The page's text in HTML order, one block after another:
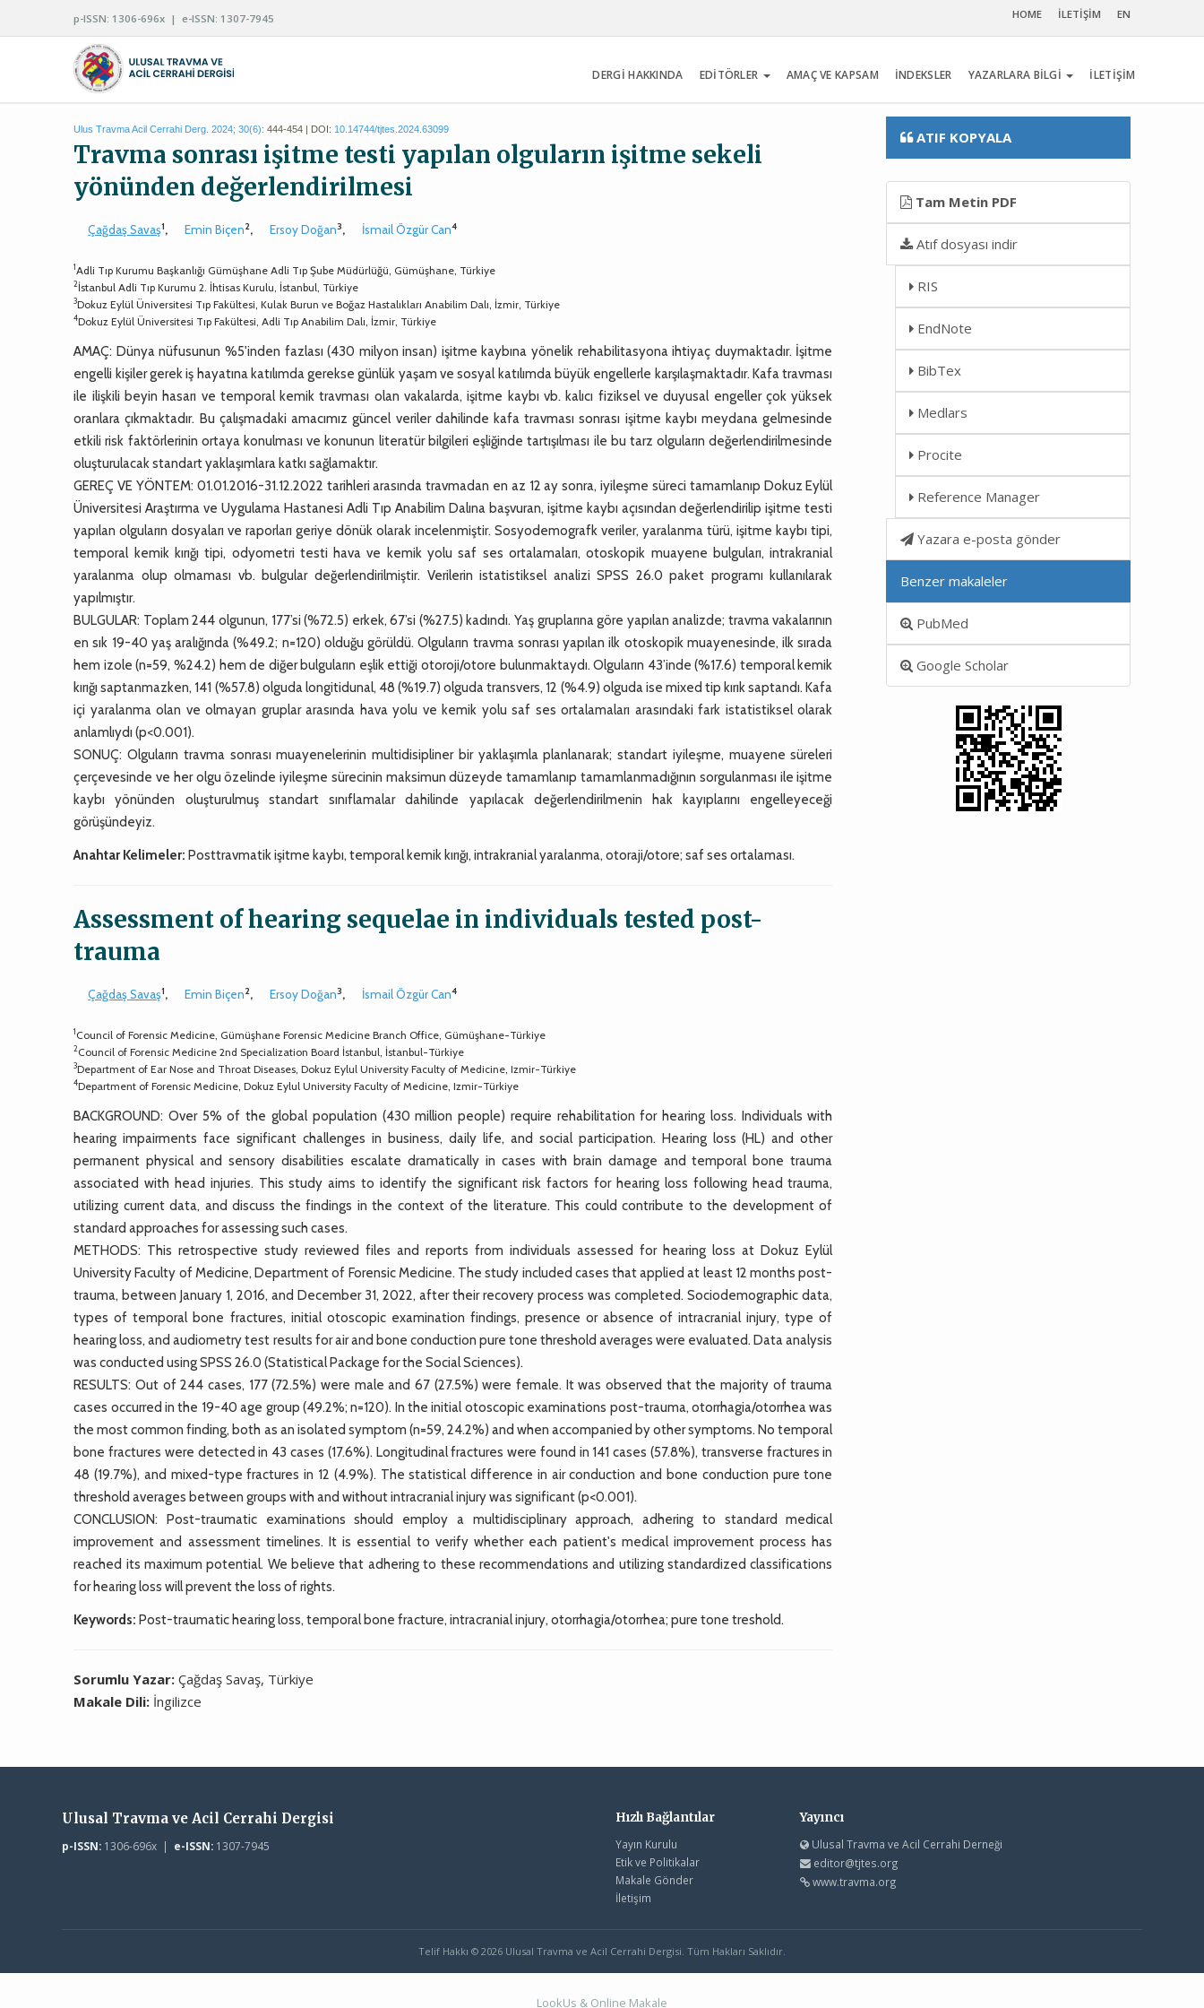
p-ISSN: 1306-696x | e-ISSN: 1307-7945 HOME İLETİŞİM EN
DERGİ HAKKINDA EDİTÖRLER AMAÇ VE KAPSAM İNDEKSLER YAZARLARA BİLGİ İLETİŞİM
Ulus Travma Acil Cerrahi Derg. 2024; 30(6): 444-454 | DOI: 10.14744/tjtes.2024.63099
Travma sonrası işitme testi yapılan olguların işitme sekeli
yönünden değerlendirilmesi
Çağdaş Savaş1, Emin Biçen2, Ersoy Doğan3, İsmail Özgür Can4
1Adli Tıp Kurumu Başkanlığı Gümüşhane Adli Tıp Şube Müdürlüğü, Gümüşhane, Türkiye
2İstanbul Adli Tıp Kurumu 2. İhtisas Kurulu, İstanbul, Türkiye
3Dokuz Eylül Üniversitesi Tıp Fakültesi, Kulak Burun ve Boğaz Hastalıkları Anabilim Dalı, İzmir, Türkiye
4Dokuz Eylül Üniversitesi Tıp Fakültesi, Adli Tıp Anabilim Dalı, İzmir, Türkiye
AMAÇ: Dünya nüfusunun %5'inden fazlası (430 milyon insan) işitme kaybına yönelik rehabilitasyona ihtiyaç duymaktadır. İşitme
engelli kişiler gerek iş hayatına katılımda gerekse günlük yaşam ve sosyal katılımda büyük engellerle karşılaşmaktadır. Kafa travması
ile ilişkili beyin hasarı ve temporal kemik travması olan vakalarda, işitme kaybı vb. kalıcı fiziksel ve duyusal engeller çok yüksek
oranlara çıkmaktadır. Bu çalışmadaki amacımız güncel veriler dahilinde kafa travması sonrası işitme kaybı meydana gelmesinde
etkili risk faktörlerinin ortaya konulması ve konunun literatür bilgileri eşliğinde tartışılması ile bu tarz olguların değerlendirilmesinde
oluşturulacak standart yaklaşımlara katkı sağlamaktır.
GEREÇ VE YÖNTEM: 01.01.2016-31.12.2022 tarihleri arasında travmadan en az 12 ay sonra, iyileşme süreci tamamlanıp Dokuz Eylül
Üniversitesi Araştırma ve Uygulama Hastanesi Adli Tıp Anabilim Dalına başvuran, işitme kaybı açısından değerlendirilip işitme testi
yapılan olguların dosyaları ve raporları geriye dönük olarak incelenmiştir. Sosyodemografk veriler, yaralanma türü, işitme kaybı tipi,
temporal kemik kırığı tipi, odyometri testi hava ve kemik yolu saf ses ortalamaları, otoskopik muayene bulguları, intrakranial
yaralanma olup olmaması vb. bulgular değerlendirilmiştir. Verilerin istatistiksel analizi SPSS 26.0 paket programı kullanılarak
yapılmıştır.
BULGULAR: Toplam 244 olgunun, 177’si (%72.5) erkek, 67’si (%27.5) kadındı. Yaş gruplarına göre yapılan analizde; travma vakalarının
en sık 19-40 yaş aralığında (%49.2; n=120) olduğu görüldü. Olguların travma sonrası yapılan ilk otoskopik muayenesinde, ilk sırada
hem izole (n=59, %24.2) hem de diğer bulguların eşlik ettiği otoroji/otore bulunmaktaydı. Olguların 43’inde (%17.6) temporal kemik
kırığı saptanmazken, 141 (%57.8) olguda longitidunal, 48 (%19.7) olguda transvers, 12 (%4.9) olguda ise mixed tip kırık saptandı. Kafa
içi yaralanma olan ve olmayan gruplar arasında hava yolu ve kemik yolu saf ses ortalamaları arasındaki fark istatistiksel olarak
anlamlıydı (p<0.001).
SONUÇ: Olguların travma sonrası muayenelerinin multidisipliner bir yaklaşımla planlanarak; standart iyileşme, muayene süreleri
çerçevesinde ve her olgu özelinde iyileşme sürecinin maksimun düzeyde tamamlanıp tamamlanmadığının sorgulanması ile işitme
kaybı yönünden oluşturulmuş standart sınıflamalar dahilinde yapılacak değerlendirilmenin hak kayıplarını engelleyeceği
görüşündeyiz.
Anahtar Kelimeler: Posttravmatik işitme kaybı, temporal kemik kırığı, intrakranial yaralanma, otoraji/otore; saf ses ortalaması.
Assessment of hearing sequelae in individuals tested post-
trauma
Çağdaş Savaş1, Emin Biçen2, Ersoy Doğan3, İsmail Özgür Can4
1Council of Forensic Medicine, Gümüşhane Forensic Medicine Branch Office, Gümüşhane-Türkiye
2Council of Forensic Medicine 2nd Specialization Board İstanbul, İstanbul-Türkiye
3Department of Ear Nose and Throat Diseases, Dokuz Eylul University Faculty of Medicine, Izmir-Türkiye
4Department of Forensic Medicine, Dokuz Eylul University Faculty of Medicine, Izmir-Türkiye
BACKGROUND: Over 5% of the global population (430 million people) require rehabilitation for hearing loss. Individuals with
hearing impairments face significant challenges in business, daily life, and social participation. Hearing loss (HL) and other
permanent physical and sensory disabilities escalate dramatically in cases with brain damage and temporal bone trauma
associated with head injuries. This study aims to identify the significant risk factors for hearing loss following head trauma,
utilizing current data, and discuss the findings in the context of the literature. This could contribute to the development of
standard approaches for assessing such cases.
METHODS: This retrospective study reviewed files and reports from individuals assessed for hearing loss at Dokuz Eylül
University Faculty of Medicine, Department of Forensic Medicine. The study included cases that applied at least 12 months post-
trauma, between January 1, 2016, and December 31, 2022, after their recovery process was completed. Sociodemographic data,
types of temporal bone fractures, initial otoscopic examination findings, presence or absence of intracranial injury, type of
hearing loss, and audiometry test results for air and bone conduction pure tone threshold averages were evaluated. Data analysis
was conducted using SPSS 26.0 (Statistical Package for the Social Sciences).
RESULTS: Out of 244 cases, 177 (72.5%) were male and 67 (27.5%) were female. It was observed that the majority of trauma
cases occurred in the 19-40 age group (49.2%; n=120). In the initial otoscopic examinations post-trauma, otorrhagia/otorrhea was
the most common finding, both as an isolated symptom (n=59, 24.2%) and when accompanied by other symptoms. No temporal
bone fractures were detected in 43 cases (17.6%). Longitudinal fractures were found in 141 cases (57.8%), transverse fractures in
48 (19.7%), and mixed-type fractures in 12 (4.9%). The statistical difference in air conduction and bone conduction pure tone
threshold averages between groups with and without intracranial injury was significant (p<0.001).
CONCLUSION: Post-traumatic examinations should employ a multidisciplinary approach, adhering to standard medical
improvement and assessment timelines. It is essential to verify whether each patient's medical improvement process has
reached its maximum potential. We believe that adhering to these recommendations and utilizing standardized classifications
for hearing loss will prevent the loss of rights.
Keywords: Post-traumatic hearing loss, temporal bone fracture, intracranial injury, otorrhagia/otorrhea; pure tone treshold.
Sorumlu Yazar:Çağdaş Savaş, Türkiye
Makale Dili: İngilizce
ATIF KOPYALA
Tam Metin PDF
Atıf dosyası indir
RIS
EndNote
BibTex
Medlars
Procite
Reference Manager
Yazara e-posta gönder
Benzer makaleler
PubMed
Google Scholar
Ulusal Travma ve Acil Cerrahi Dergisi
p-ISSN:1306-696x | e-ISSN:1307-7945
Hızlı Bağlantılar
Yayın Kurulu
Etik ve Politikalar
Makale Gönder
İletişim
Yayıncı
Ulusal Travma ve Acil Cerrahi Derneği
editor@tjtes.org
www.travma.org
Telif Hakkı © 2026 Ulusal Travma ve Acil Cerrahi Dergisi. Tüm Hakları Saklıdır.
LookUs & Online Makale